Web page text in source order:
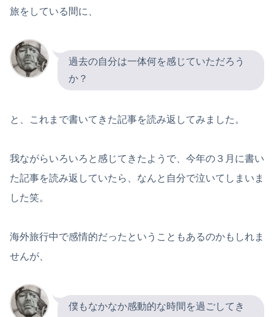
旅をしている間に、
過去の自分は一体何を感じていただろう
か？
と、これまで書いてきた記事を読み返してみました。
我ながらいろいろと感じてきたようで、今年の３月に書い
た記事を読み返していたら、なんと自分で泣いてしまいま
した笑。
海外旅行中で感情的だったということもあるのかもしれま
せんが、
僕もなかなか感動的な時間を過ごしてき